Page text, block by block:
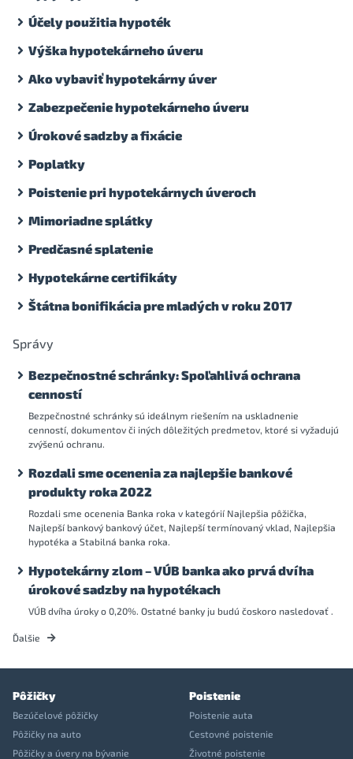
Účely použitia hypoték
Výška hypotekárneho úveru
Ako vybaviť hypotekárny úver
Zabezpečenie hypotekárneho úveru
Úrokové sadzby a fixácie
Poplatky
Poistenie pri hypotekárnych úveroch
Mimoriadne splátky
Predčasné splatenie
Hypotekárne certifikáty
Štátna bonifikácia pre mladých v roku 2017
Správy
Bezpečnostné schránky: Spoľahlivá ochrana
cenností
Bezpečnostné schránky sú ideálnym riešením na uskladnenie
cenností, dokumentov či iných dôležitých predmetov, ktoré si vyžadujú
zvýšenú ochranu.
Rozdali sme ocenenia za najlepšie bankové
produkty roka 2022
Rozdali sme ocenenia Banka roka v kategórií Najlepšia pôžička,
Najlepší bankový bankový účet, Najlepší termínovaný vklad, Najlepšia
hypotéka a Stabilná banka roka.
Hypotekárny zlom – VÚB banka ako prvá dvíha
úrokové sadzby na hypotékach
VÚB dvíha úroky o 0,20%. Ostatné banky ju budú čoskoro nasledovať .
Ďalšie
Pôžičky
Bezúčelové pôžičky
Pôžičky na auto
Pôžičky a úvery na bývanie
Poistenie
Poistenie auta
Cestovné poistenie
Životné poistenie